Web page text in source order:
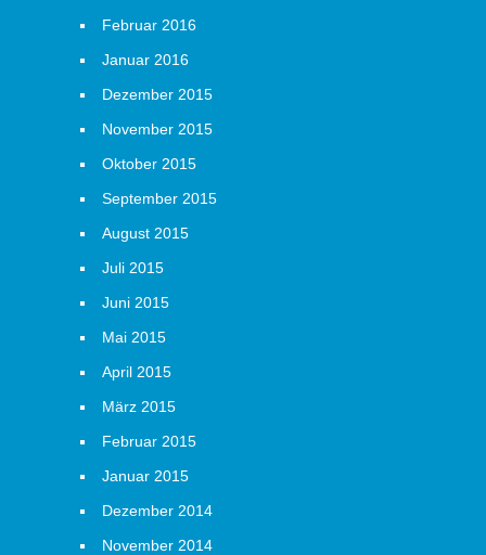
Februar 2016
Januar 2016
Dezember 2015
November 2015
Oktober 2015
September 2015
August 2015
Juli 2015
Juni 2015
Mai 2015
April 2015
März 2015
Februar 2015
Januar 2015
Dezember 2014
November 2014